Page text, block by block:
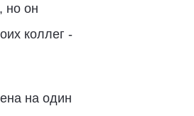
но он
коллег -
на один